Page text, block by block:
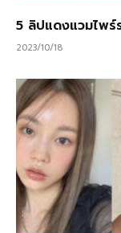
5 ลิปแดงแวมไพร์
2023/10/18